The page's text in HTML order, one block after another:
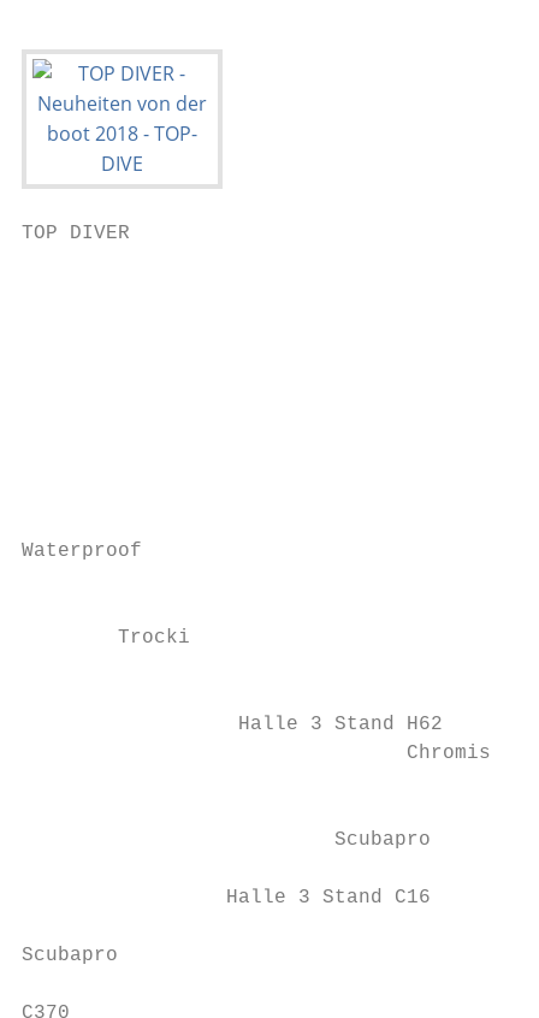
TOP DIVER
Waterproof
        Trocki
Halle 3 Stand H62
                                Chromis
                          Scubapro
                 Halle 3 Stand C16
Scubapro
C370